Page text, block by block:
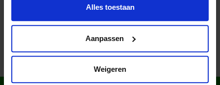
Alles toestaan
Aanpassen
Weigeren